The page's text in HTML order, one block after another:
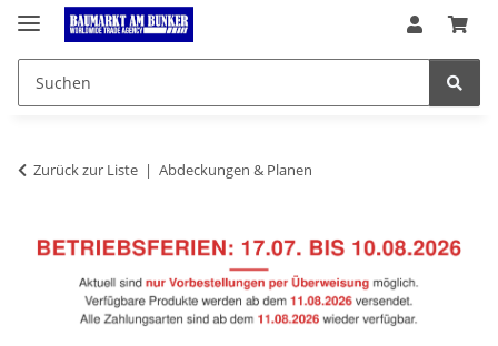
Zurück zur Liste Abdeckungen & Planen